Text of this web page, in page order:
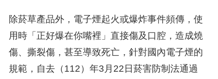
除菸草產品外，電子煙起火或爆炸事件頻傳，使
用時「正好爆在你嘴裡」直接傷及口腔，造成燒
傷、撕裂傷，甚至導致死亡，針對國內電子煙的
規範，自去（112）年3月22日菸害防制法通過